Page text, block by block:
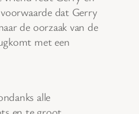
dat Gerry
de oorzaak van de
met een
alle